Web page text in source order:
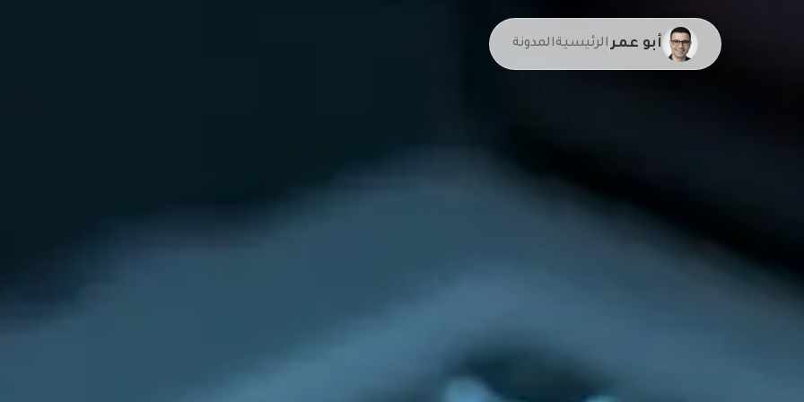
أبو عمرالرئيسيةالمدونة